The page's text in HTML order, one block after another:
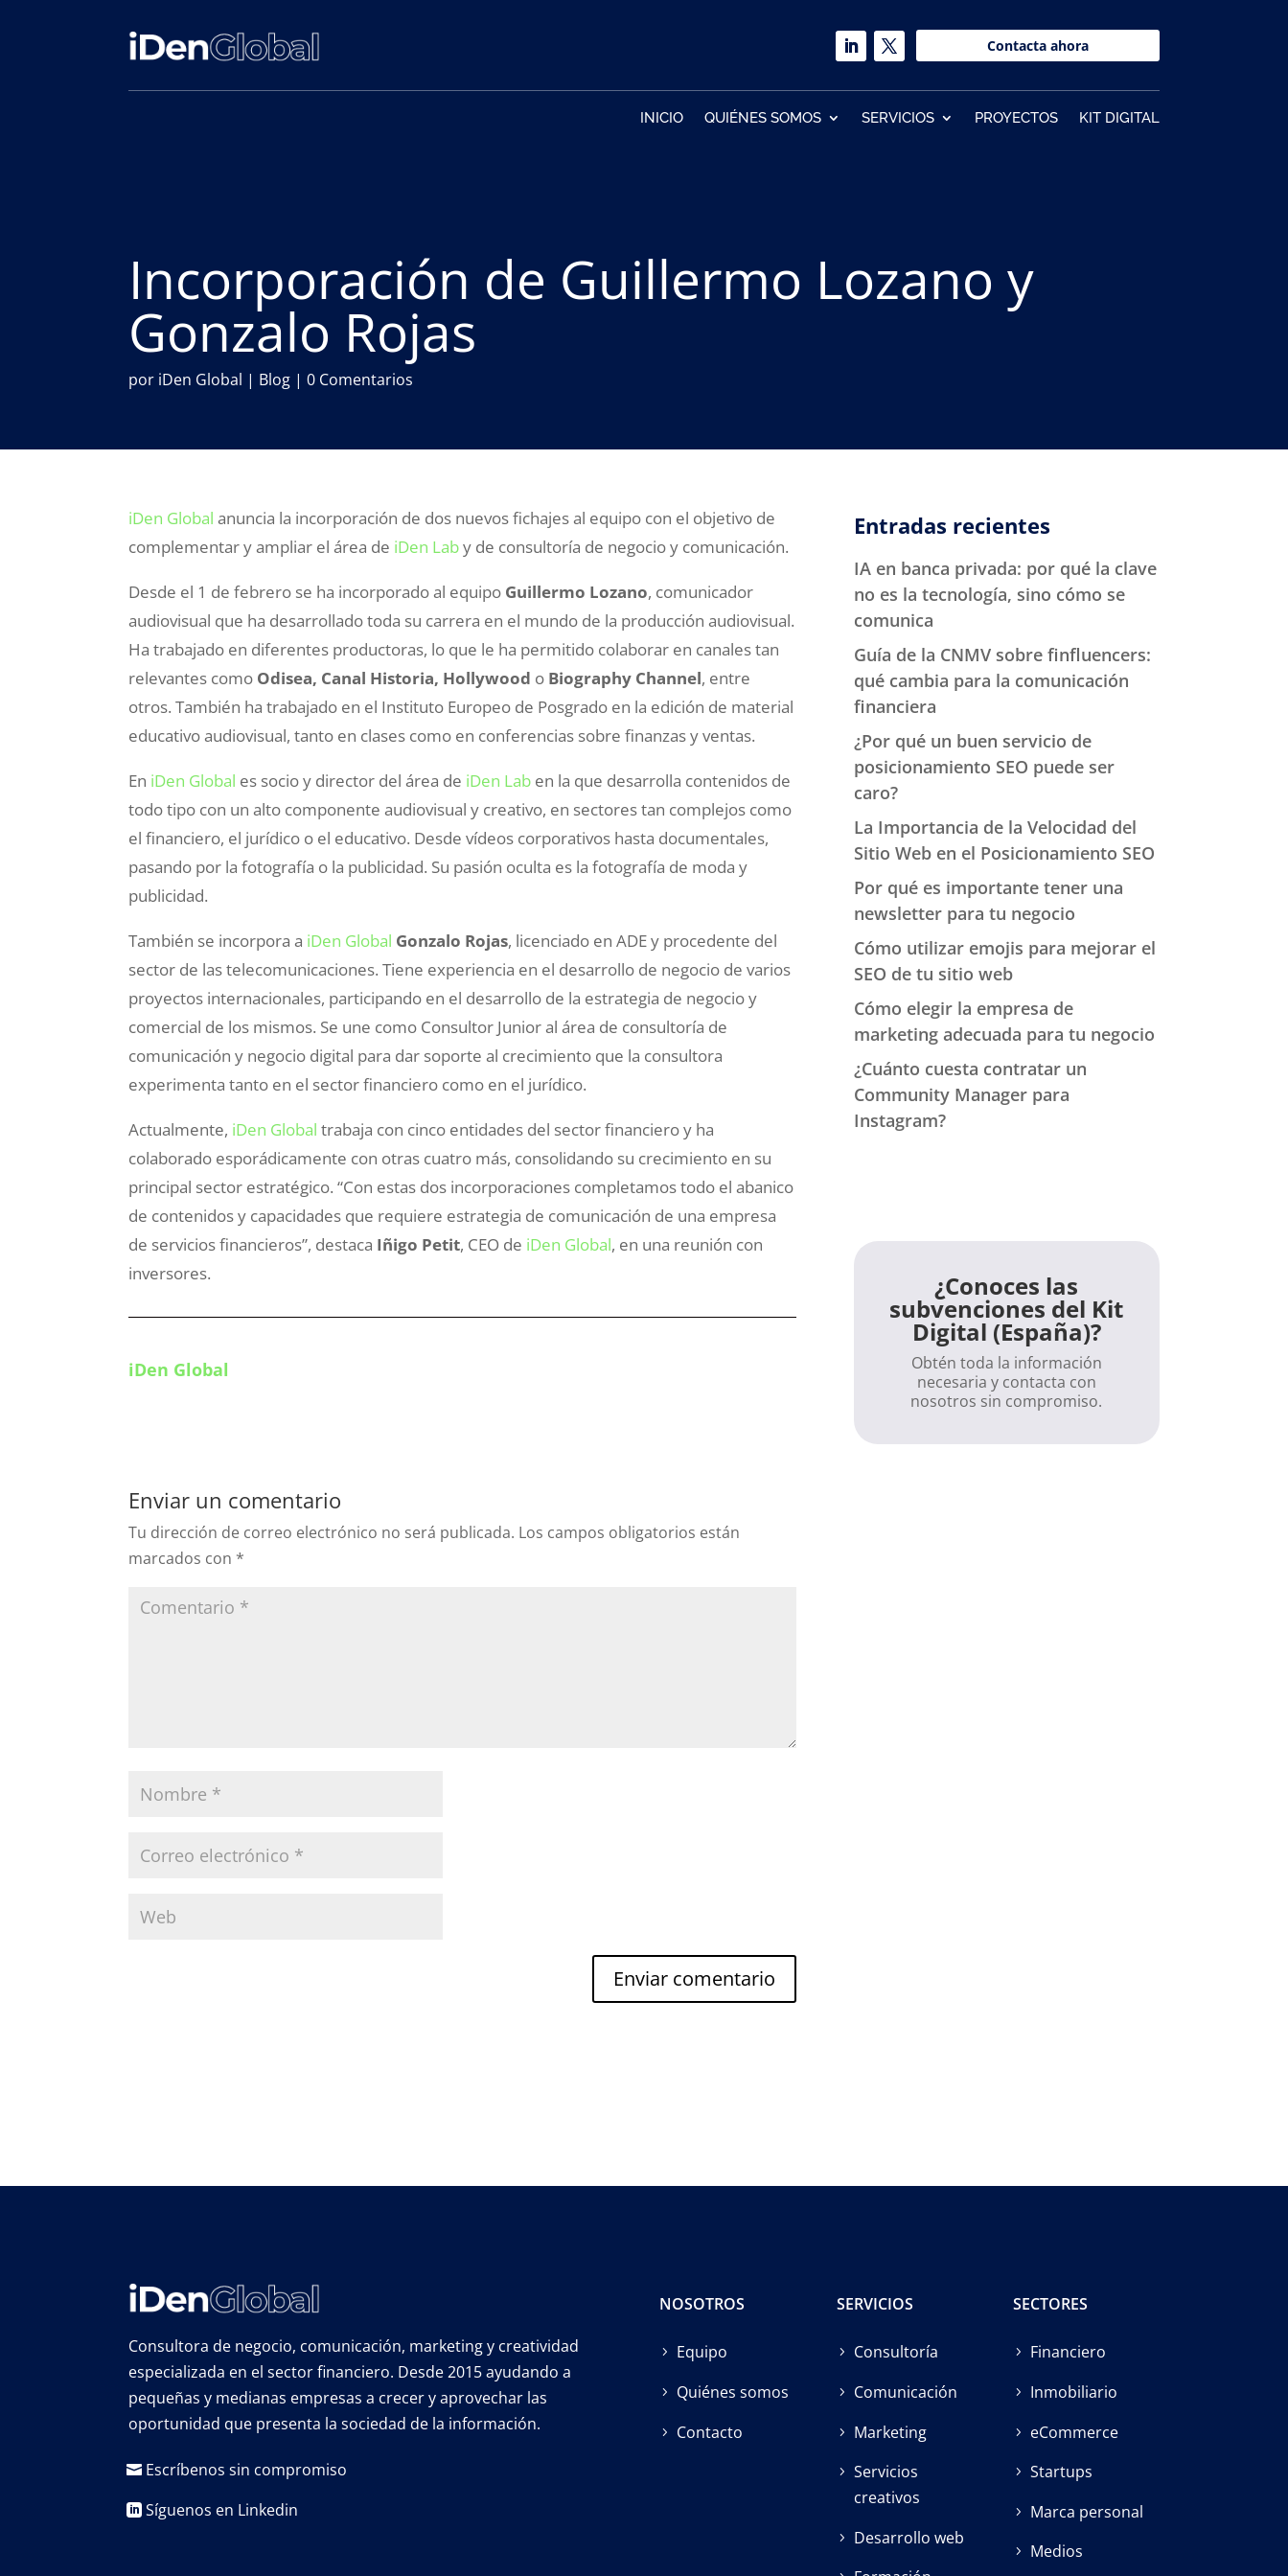
Contacta ahora
INICIO QUIÉNES SOMOS SERVICIOS PROYECTOS KIT DIGITAL
Incorporación de Guillermo Lozano y
Gonzalo Rojas
por iDen Global | Blog |0 Comentarios
iDen Global anuncia la incorporación de dos nuevos fichajes al equipo con el objetivo de
complementar y ampliar el área de iDen Laby de consultoría de negocio y comunicación.
Desde el 1 de febrero se ha incorporado al equipo Guillermo Lozano, comunicador
audiovisual que ha desarrollado toda su carrera en el mundo de la producción audiovisual.
Ha trabajado en diferentes productoras, lo que le ha permitido colaborar en canales tan
relevantes como Odisea, Canal Historia, Hollywood o Biography Channel, entre
otros. También ha trabajado en el Instituto Europeo de Posgrado en la edición de material
educativo audiovisual, tanto en clases como en conferencias sobre finanzas y ventas.
En iDen Global es socio y director del área de iDen Lab en la que desarrolla contenidos de
todo tipo con un alto componente audiovisual y creativo, en sectores tan complejos como
el financiero, el jurídico o el educativo. Desde vídeos corporativos hasta documentales,
pasando por la fotografía o la publicidad. Su pasión oculta es la fotografía de moda y
publicidad.
También se incorpora a iDen Global Gonzalo Rojas, licenciado en ADE y procedente del
sector de las telecomunicaciones. Tiene experiencia en el desarrollo de negocio de varios
proyectos internacionales, participando en el desarrollo de la estrategia de negocio y
comercial de los mismos. Se une como Consultor Junior al área de consultoría de
comunicación y negocio digital para dar soporte al crecimiento que la consultora
experimenta tanto en el sector financiero como en el jurídico.
Actualmente, iDen Global trabaja con cinco entidades del sector financiero y ha
colaborado esporádicamente con otras cuatro más, consolidando su crecimiento en su
principal sector estratégico. “Con estas dos incorporaciones completamos todo el abanico
de contenidos y capacidades que requiere estrategia de comunicación de una empresa
de servicios financieros”, destaca Iñigo Petit, CEO de iDen Global, en una reunión con
inversores.
iDen Global
Enviar un comentario
Tu dirección de correo electrónico no será publicada. Los campos obligatorios están
marcados con *
Enviar comentario
Entradas recientes
IA en banca privada: por qué la clave
no es la tecnología, sino cómo se
comunica
Guía de la CNMV sobre finfluencers:
qué cambia para la comunicación
financiera
¿Por qué un buen servicio de
posicionamiento SEO puede ser
caro?
La Importancia de la Velocidad del
Sitio Web en el Posicionamiento SEO
Por qué es importante tener una
newsletter para tu negocio
Cómo utilizar emojis para mejorar el
SEO de tu sitio web
Cómo elegir la empresa de
marketing adecuada para tu negocio
¿Cuánto cuesta contratar un
Community Manager para
Instagram?
¿Conoces las
subvenciones del Kit
Digital (España)?
Obtén toda la información
necesaria y contacta con
nosotros sin compromiso.
Consultora de negocio, comunicación, marketing y creatividad
especializada en el sector financiero. Desde 2015 ayudando a
pequeñas y medianas empresas a crecer y aprovechar las
oportunidad que presenta la sociedad de la información.
Escríbenos sin compromiso
Síguenos en Linkedin
NOSOTROS
Equipo
Quiénes somos
Contacto
SERVICIOS
Consultoría
Comunicación
Marketing
Servicios
creativos
Desarrollo web
SECTORES
Financiero
Inmobiliario
eCommerce
Startups
Marca personal
Medios